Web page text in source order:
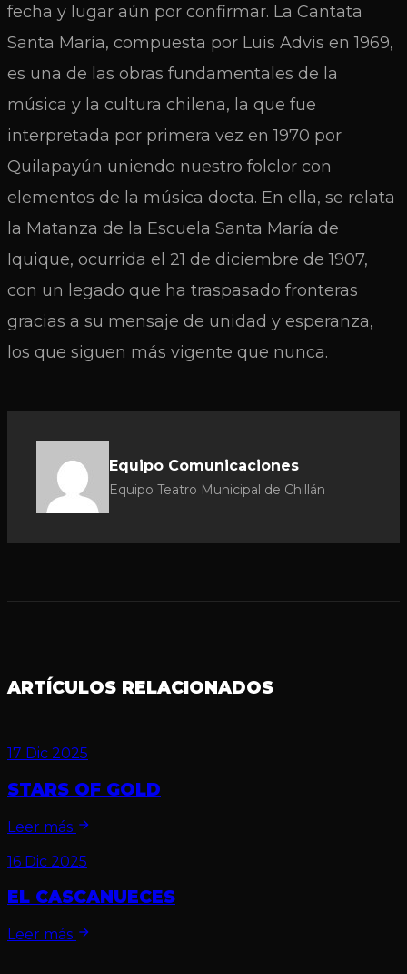
fecha y lugar aún por confirmar. La Cantata
Santa María, compuesta por Luis Advis en 1969,
es una de las obras fundamentales de la
música y la cultura chilena, la que fue
interpretada por primera vez en 1970 por
Quilapayún uniendo nuestro folclor con
elementos de la música docta. En ella, se relata
la Matanza de la Escuela Santa María de
Iquique, ocurrida el 21 de diciembre de 1907,
con un legado que ha traspasado fronteras
gracias a su mensaje de unidad y esperanza,
los que siguen más vigente que nunca.
Equipo Comunicaciones
Equipo Teatro Municipal de Chillán
ARTÍCULOS RELACIONADOS
17 Dic 2025
STARS OF GOLD
Leer más
16 Dic 2025
EL CASCANUECES
Leer más